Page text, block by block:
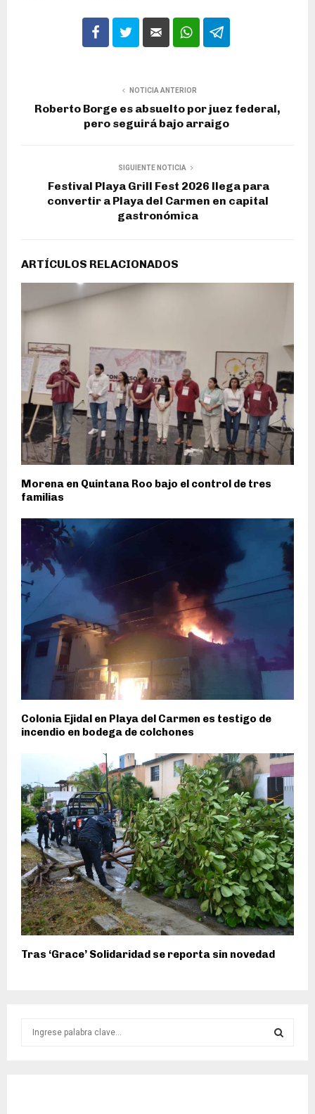
NOTICIA ANTERIOR
Roberto Borge es absuelto por juez federal,
pero seguirá bajo arraigo
SIGUIENTE NOTICIA
Festival Playa Grill Fest 2026 llega para
convertir a Playa del Carmen en capital
gastronómica
ARTÍCULOS RELACIONADOS
Morena en Quintana Roo bajo el control de tres
familias
Colonia Ejidal en Playa del Carmen es testigo de
incendio en bodega de colchones
Tras ‘Grace’ Solidaridad se reporta sin novedad